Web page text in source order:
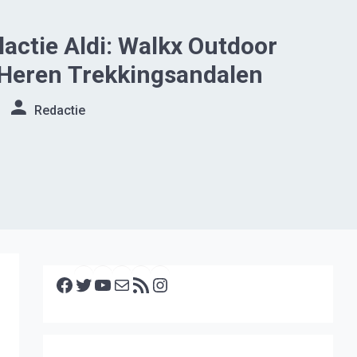
Aldi: Walkx Outdoor
Trekkingsandalen
Redactie
Facebook Twitter YouTube E-mail RSS feed